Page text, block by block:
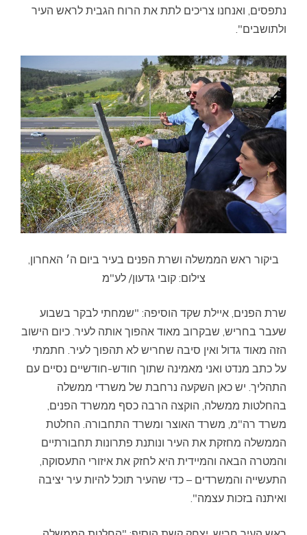
נתפסים, ואנחנו צריכים לתת את הרוח הגבית לראש העיר
ולתושבים".
ביקור ראש הממשלה ושרת הפנים בעיר ביום ה׳ האחרון,
צילום: קובי גדעון/ לע"מ
שרת הפנים, איילת שקד הוסיפה: "שמחתי לבקר בשבוע
שעבר בחריש, שבקרוב מאוד אהפוך אותה לעיר. כיום הישוב
הזה מאוד גדול ואין סיבה שחריש לא תהפוך לעיר. חתמתי
על כתב מנדט ואני מאמינה שתוך חודש-חודשיים נסיים עם
התהליך. יש כאן השקעה נרחבת של משרדי ממשלה
בהחלטות ממשלה, הוקצה הרבה כסף ממשרד הפנים,
משרד רה"מ, משרד האוצר ומשרד התחבורה. החלטת
הממשלה מחזקת את העיר ונותנת פתרונות תחבורתיים
והמטרה הבאה והמיידית היא לחזק את איזורי התעסוקה,
התעשייה והמשרדים – כדי שהעיר תוכל להיות עיר יציבה
ואיתנה בזכות עצמה".